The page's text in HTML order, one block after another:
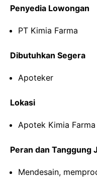
Penyedia Lowongan
PT Kimia Farma
Dibutuhkan Segera
Apoteker
Lokasi
Apotek Kimia
Peran dan Tanggung
Mendesain,